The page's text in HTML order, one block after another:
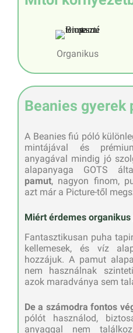
Organikus
Beanies gyerek
A Beanies fiú póló
mintájával és
anyagával mindig jó
alapanyaga GOTS
pamut, nagyon finom,
azt már a Picture-től
Miért érdemes
Fantasztikusan puha
kellemesek, és víz
hozzájuk. A pamut
nem használnak
azok maradványa sem
De a számodra fontos
pólót használod,
anyaggal nem